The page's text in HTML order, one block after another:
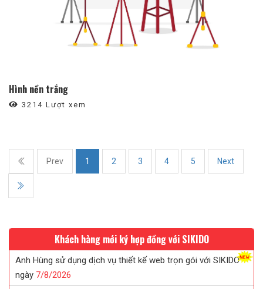
Hình nền trắng
3214 Lượt xem
Prev 1 2 3 4 5 Next
Khách hàng mới ký hợp đồng với SIKIDO
Anh Tân thiết kế web bán thực phẩm chức năng với SIKIDO
ngày 7/8/2026